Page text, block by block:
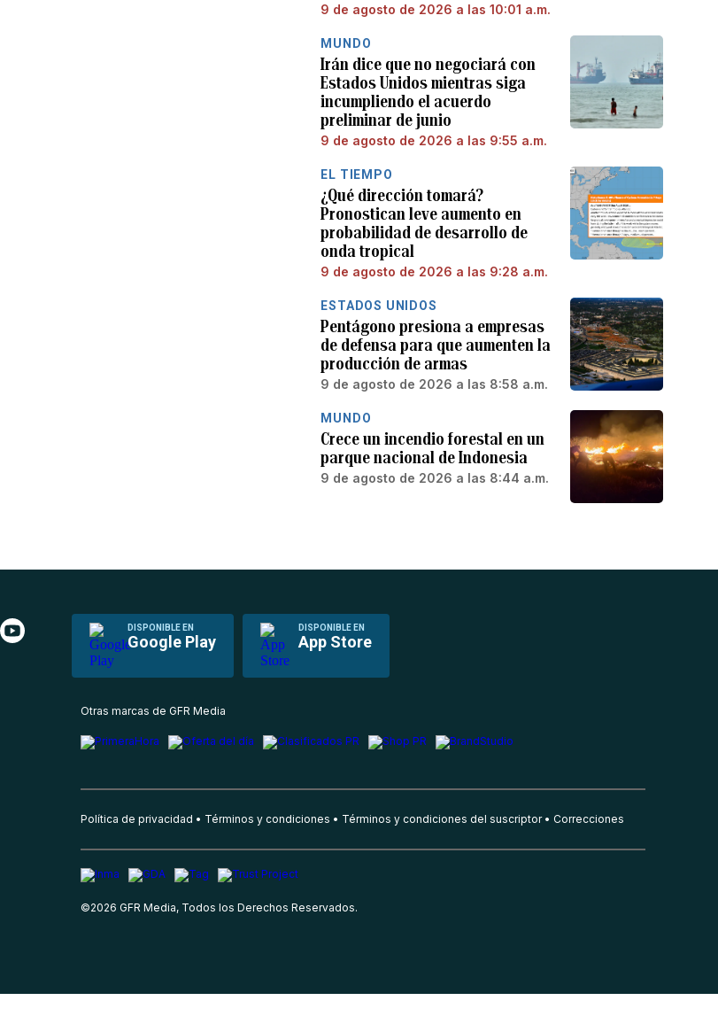
9 de agosto de 2026 a las 10:01 a.m.
MUNDO
Irán dice que no negociará con
Estados Unidos mientras siga
incumpliendo el acuerdo
preliminar de junio
9 de agosto de 2026 a las 9:55 a.m.
EL TIEMPO
¿Qué dirección tomará?
Pronostican leve aumento en
probabilidad de desarrollo de
onda tropical
9 de agosto de 2026 a las 9:28 a.m.
ESTADOS UNIDOS
Pentágono presiona a empresas
de defensa para que aumenten la
producción de armas
9 de agosto de 2026 a las 8:58 a.m.
MUNDO
Crece un incendio forestal en un
parque nacional de Indonesia
9 de agosto de 2026 a las 8:44 a.m.
DISPONIBLE EN
Google Play
DISPONIBLE EN
App Store
Otras marcas de GFR Media
Política de privacidad Términos y condiciones Términos y condiciones del suscriptor Correcciones
©2026 GFR Media, Todos los Derechos Reservados.